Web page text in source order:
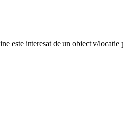
este interesat de un obiectiv/